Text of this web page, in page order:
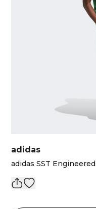
adidas
adidas SST